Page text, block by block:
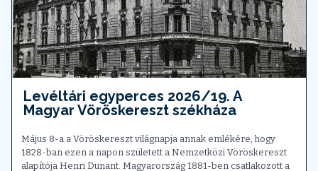
Levéltári egyperces 2026/19. A
Magyar Vöröskereszt székháza
Május 8-a a Vöröskereszt világnapja annak emlékére, hogy
1828-ban ezen a napon született a Nemzetközi Vöröskereszt
alapítója Henri Dunant. Magyarország 1881-ben csatlakozott a